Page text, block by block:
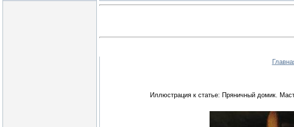
Иллюстрация к статье: Пряничный домик.